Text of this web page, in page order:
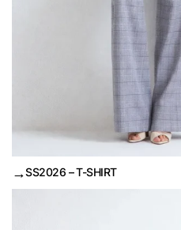
→SS2026 – T-SHIRT